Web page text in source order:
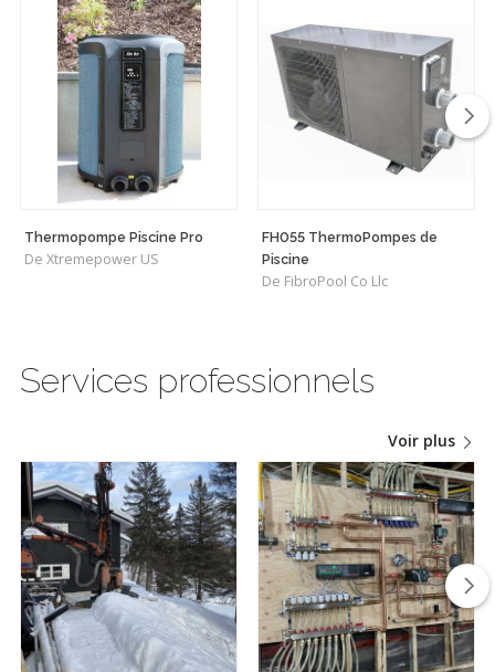
Thermopompe Piscine Pro
De Xtremepower US
FH055 ThermoPompes de
Piscine
De FibroPool Co Llc
Services professionnels
Voir plus